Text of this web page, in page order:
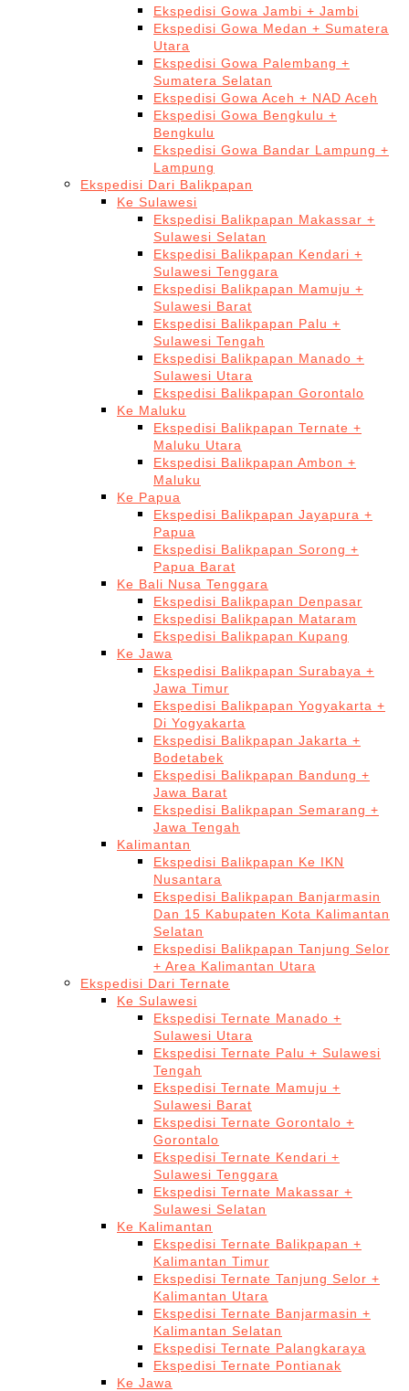
Ekspedisi Gowa Jambi + Jambi
Ekspedisi Gowa Medan + Sumatera
Utara
Ekspedisi Gowa Palembang +
Sumatera Selatan
Ekspedisi Gowa Aceh + NAD Aceh
Ekspedisi Gowa Bengkulu +
Bengkulu
Ekspedisi Gowa Bandar Lampung +
Lampung
Ekspedisi Dari Balikpapan
Ke Sulawesi
Ekspedisi Balikpapan Makassar +
Sulawesi Selatan
Ekspedisi Balikpapan Kendari +
Sulawesi Tenggara
Ekspedisi Balikpapan Mamuju +
Sulawesi Barat
Ekspedisi Balikpapan Palu +
Sulawesi Tengah
Ekspedisi Balikpapan Manado +
Sulawesi Utara
Ekspedisi Balikpapan Gorontalo
Ke Maluku
Ekspedisi Balikpapan Ternate +
Maluku Utara
Ekspedisi Balikpapan Ambon +
Maluku
Ke Papua
Ekspedisi Balikpapan Jayapura +
Papua
Ekspedisi Balikpapan Sorong +
Papua Barat
Ke Bali Nusa Tenggara
Ekspedisi Balikpapan Denpasar
Ekspedisi Balikpapan Mataram
Ekspedisi Balikpapan Kupang
Ke Jawa
Ekspedisi Balikpapan Surabaya +
Jawa Timur
Ekspedisi Balikpapan Yogyakarta +
Di Yogyakarta
Ekspedisi Balikpapan Jakarta +
Bodetabek
Ekspedisi Balikpapan Bandung +
Jawa Barat
Ekspedisi Balikpapan Semarang +
Jawa Tengah
Kalimantan
Ekspedisi Balikpapan Ke IKN
Nusantara
Ekspedisi Balikpapan Banjarmasin
Dan 15 Kabupaten Kota Kalimantan
Selatan
Ekspedisi Balikpapan Tanjung Selor
+ Area Kalimantan Utara
Ekspedisi Dari Ternate
Ke Sulawesi
Ekspedisi Ternate Manado +
Sulawesi Utara
Ekspedisi Ternate Palu + Sulawesi
Tengah
Ekspedisi Ternate Mamuju +
Sulawesi Barat
Ekspedisi Ternate Gorontalo +
Gorontalo
Ekspedisi Ternate Kendari +
Sulawesi Tenggara
Ekspedisi Ternate Makassar +
Sulawesi Selatan
Ke Kalimantan
Ekspedisi Ternate Balikpapan +
Kalimantan Timur
Ekspedisi Ternate Tanjung Selor +
Kalimantan Utara
Ekspedisi Ternate Banjarmasin +
Kalimantan Selatan
Ekspedisi Ternate Palangkaraya
Ekspedisi Ternate Pontianak
Ke Jawa